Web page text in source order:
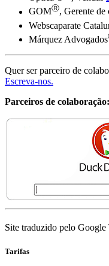
GOMⓇ, Gerente de
Webscaparate
Márquez Advogados
Quer ser parceiro de
Escreva-nos.
Parceiros de colaboração:
Site traduzido pelo Google
Básica9€ / mês + iva
Avançada61,67€ /
A página que você está